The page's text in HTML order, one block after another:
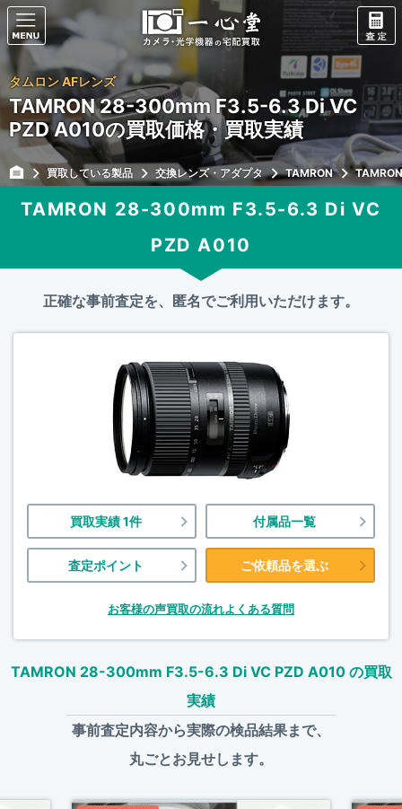
タムロン AFレンズ
TAMRON 28-300mm F3.5-6.3 Di VC
PZD A010の買取価格・買取実績
買取している製品 交換レンズ・アダプタ TAMRON
TAMRON 28-300mm F3.5-6.3 Di VC
PZD A010
正確な事前査定を、匿名でご利用いただけます。
買取実績 1件 付属品一覧
査定ポイント ご依頼品を選ぶ
お客様の声買取の流れよくある質問
TAMRON 28-300mm F3.5-6.3 Di VC PZD A010 の買取
実績
事前査定内容から実際の検品結果まで、
丸ごとお見せします。